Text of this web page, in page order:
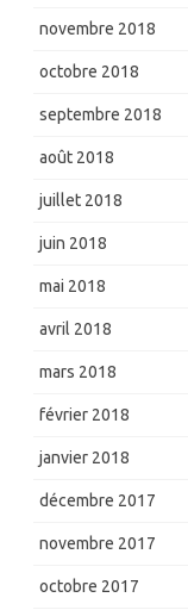
novembre 2018
octobre 2018
septembre 2018
août 2018
juillet 2018
juin 2018
mai 2018
avril 2018
mars 2018
février 2018
janvier 2018
décembre 2017
novembre 2017
octobre 2017